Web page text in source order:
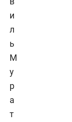
и
л
ь
М
у
р
а
т